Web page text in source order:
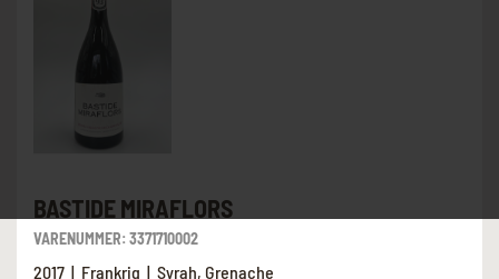
BASTIDE MIRAFLORS
VARENUMMER: 3371710002
2017 | Frankrig | Syrah, Grenache